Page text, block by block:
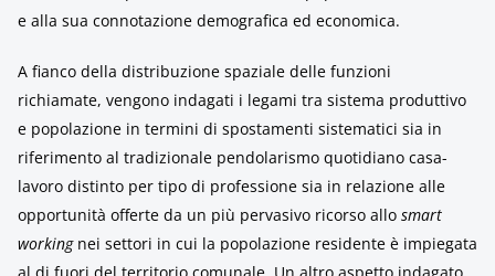
e alla sua connotazione demografica ed economica.
A fianco della distribuzione spaziale delle funzioni
richiamate, vengono indagati i legami tra sistema produttivo
e popolazione in termini di spostamenti sistematici sia in
riferimento al tradizionale pendolarismo quotidiano casa-
lavoro distinto per tipo di professione sia in relazione alle
opportunità offerte da un più pervasivo ricorso allo smart
workingnei settori in cui la popolazione residente è impiegata